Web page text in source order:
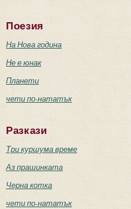
Поезия
На Нова година
Не е юнак
Планети
чети по-нататък
Разкази
Три куршума време
Аз прашинката
Черна котка
чети по-нататък